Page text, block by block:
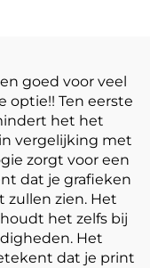
goed voor veel
optie!! Ten eerste
het het
vergelijking met
zorgt voor een
dat je grafieken
zullen zien. Het
het zelfs bij
Het
dat je print